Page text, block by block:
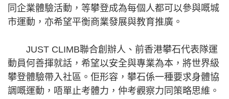
同企業體驗活動，等攀登成為每個人都可以參與嘅城
市運動，亦希望平衡商業發展與教育推廣。
JUST CLIMB聯合創辦人、前香港攀石代表隊運
動員何善揮就話，希望以安全與專業為本，將世界級
攀登體驗帶入社區。佢形容，攀石係一種要求身體協
調嘅運動，唔單止考體力，仲考觀察力同策略思維。